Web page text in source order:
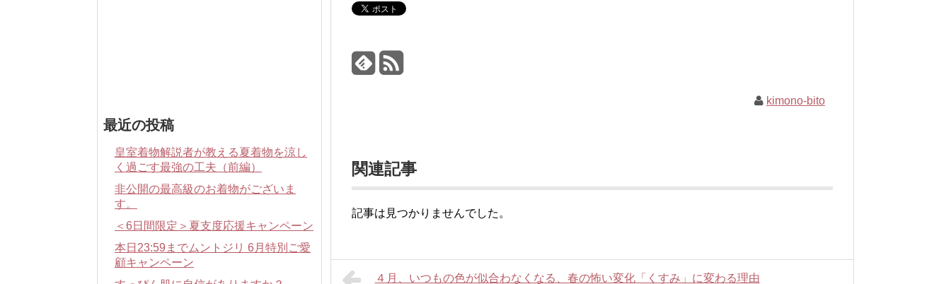
kimono-bito
関連記事
記事は見つかりませんでした。
４月、いつもの色が似合わなくなる、春の怖い変化「くすみ」に変わる理由
最近の投稿
皇室着物解説者が教える夏着物を涼し
く過ごす最強の工夫（前編）
非公開の最高級のお着物がございま
す。
＜6日間限定＞夏支度応援キャンペーン
本日23:59までムントジリ 6月特別ご愛
顧キャンペーン